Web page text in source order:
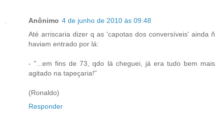
Anônimo 4 de junho de 2010 às 09:48
Até arriscaria dizer q as 'capotas dos conversíveis' ainda ñ
haviam entrado por lá:
- "...em fins de 73, qdo lá cheguei, já era tudo bem mais
agitado na tapeçaria!"
(Ronaldo)
Responder